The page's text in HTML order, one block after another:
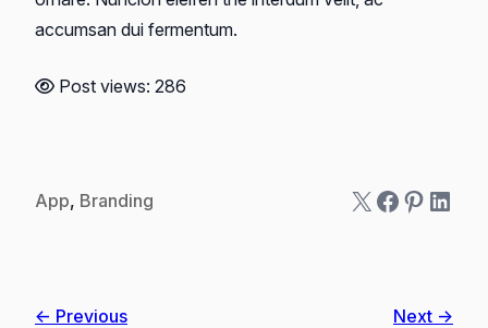
accumsan dui fermentum.
Post views: 286
App, Branding X
← Previous Next →